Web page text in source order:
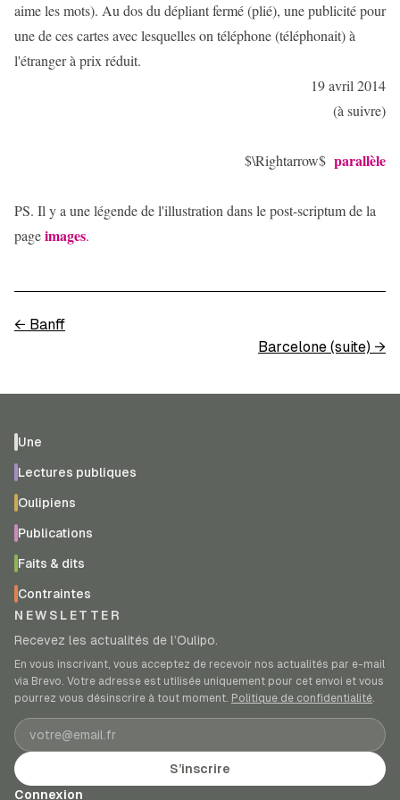
aime les mots). Au dos du dépliant fermé (plié), une publicité pour
une de ces cartes avec lesquelles on téléphone (téléphonait) à
l'étranger à prix réduit.
19 avril 2014
(à suivre)
$\Rightarrow$ parallèle
PS. Il y a une légende de l'illustration dans le post-scriptum de la
pageimages.
← Banff
Barcelone (suite) →
Une
Lectures publiques
Oulipiens
Publications
Faits & dits
Contraintes
NEWSLETTER
Recevez les actualités de l’Oulipo.
En vous inscrivant, vous acceptez de recevoir nos actualités par e-mail
via Brevo. Votre adresse est utilisée uniquement pour cet envoi et vous
pourrez vous désinscrire à tout moment. Politique de confidentialité.
Adresse e-mail
S’inscrire
Connexion